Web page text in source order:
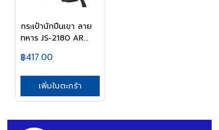
กระเป๋านักปีนเขา ลาย
ทหาร JS-2180 AR...
฿417.00
เพิ่มในตะกร้า